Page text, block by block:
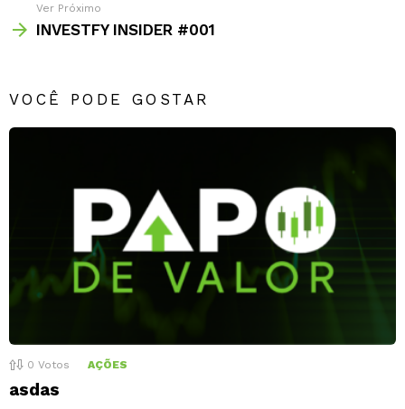
Ver Próximo
INVESTFY INSIDER #001
VOCÊ PODE GOSTAR
0 Votos AÇÕES
asdas